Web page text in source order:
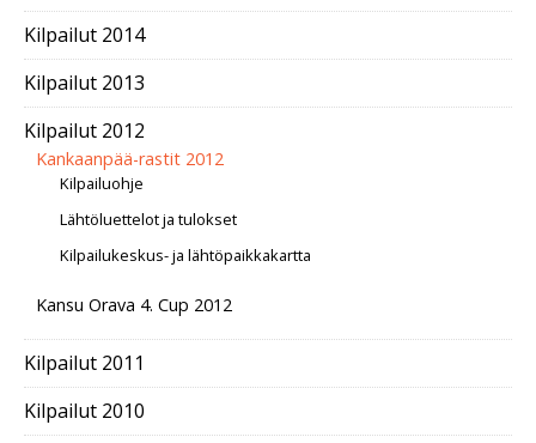
Kilpailut 2014
Kilpailut 2013
Kilpailut 2012
Kankaanpää-rastit 2012
Kilpailuohje
Lähtöluettelot ja tulokset
Kilpailukeskus- ja lähtöpaikkakartta
Kansu Orava 4. Cup 2012
Kilpailut 2011
Kilpailut 2010